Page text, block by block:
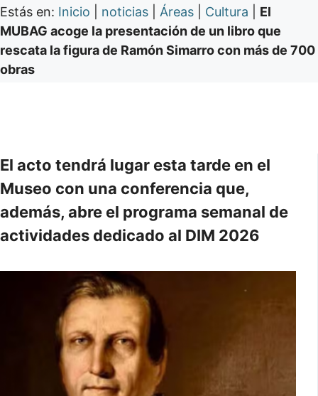
Estás en: Inicio noticias Áreas Cultura
El
MUBAG acoge la presentación de un libro que
rescata la figura de Ramón Simarro con más de 700
obras
El acto tendrá lugar esta tarde en el
Museo con una conferencia que,
además, abre el programa semanal de
actividades dedicado al DIM 2026